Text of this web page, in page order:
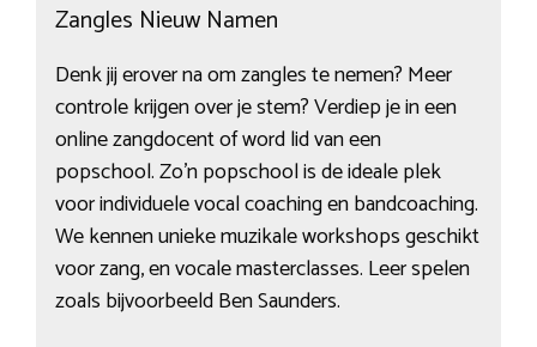
Zangles Nieuw Namen
Denk jij erover na om zangles te nemen? Meer
controle krijgen over je stem? Verdiep je in een
online zangdocent of word lid van een
popschool. Zo’n popschool is de ideale plek
voor individuele vocal coaching en bandcoaching.
We kennen unieke muzikale workshops geschikt
voor zang, en vocale masterclasses. Leer spelen
zoals bijvoorbeeld Ben Saunders.